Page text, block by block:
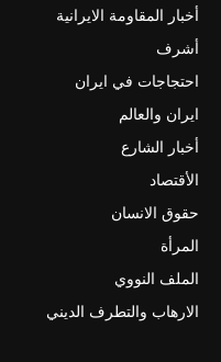
أخبار المقاومة الايرانية
أشرف
احتجاجات في ايران
ايران والعالم
أخبار الشارع
الأقتصاد
حقوق الانسان
المرأة
الملف النووي
الارهاب والتطرف الديني